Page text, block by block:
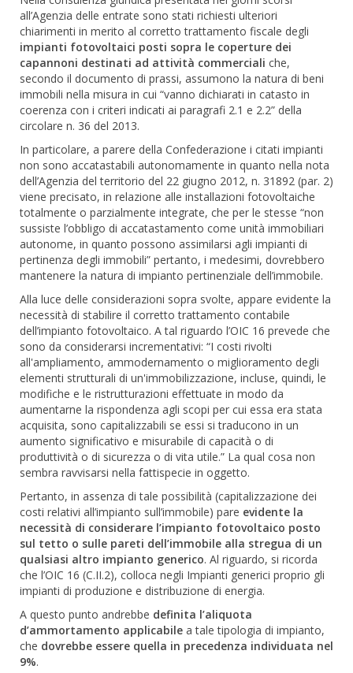
all’Agenzia delle entrate sono stati richiesti ulteriori
chiarimenti in merito al corretto trattamento fiscale degli
impianti fotovoltaici posti sopra le coperture dei
capannoni destinati ad attività commerciali che,
secondo il documento di prassi, assumono la natura di beni
immobili nella misura in cui “vanno dichiarati in catasto in
coerenza con i criteri indicati ai paragrafi 2.1 e 2.2” della
circolare n. 36 del 2013.
In particolare, a parere della Confederazione i citati impianti
non sono accatastabili autonomamente in quanto nella nota
dell’Agenzia del territorio del 22 giugno 2012, n. 31892 (par. 2)
viene precisato, in relazione alle installazioni fotovoltaiche
totalmente o parzialmente integrate, che per le stesse “non
sussiste l’obbligo di accatastamento come unità immobiliari
autonome, in quanto possono assimilarsi agli impianti di
pertinenza degli immobili” pertanto, i medesimi, dovrebbero
mantenere la natura di impianto pertinenziale dell’immobile.
Alla luce delle considerazioni sopra svolte, appare evidente la
necessità di stabilire il corretto trattamento contabile
dell’impianto fotovoltaico. A tal riguardo l’OIC 16 prevede che
sono da considerarsi incrementativi: “I costi rivolti
all'ampliamento, ammodernamento o miglioramento degli
elementi strutturali di un'immobilizzazione, incluse, quindi, le
modifiche e le ristrutturazioni effettuate in modo da
aumentarne la rispondenza agli scopi per cui essa era stata
acquisita, sono capitalizzabili se essi si traducono in un
aumento significativo e misurabile di capacità o di
produttività o di sicurezza o di vita utile.” La qual cosa non
sembra ravvisarsi nella fattispecie in oggetto.
Pertanto, in assenza di tale possibilità (capitalizzazione dei
costi relativi all’impianto sull’immobile) pare evidente la
necessità di considerare l’impianto fotovoltaico posto
sul tetto o sulle pareti dell’immobile alla stregua di un
qualsiasi altro impianto generico. Al riguardo, si ricorda
che l’OIC 16 (C.II.2), colloca negli Impianti generici proprio gli
impianti di produzione e distribuzione di energia.
A questo punto andrebbe definita l’aliquota
d’ammortamento applicabile a tale tipologia di impianto,
che dovrebbe essere quella in precedenza individuata nel
9%.